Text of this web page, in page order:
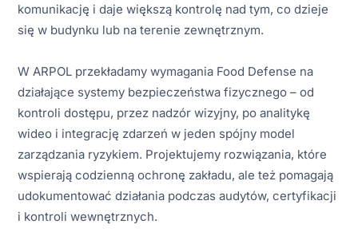
komunikację i daje większą kontrolę nad tym, co dzieje
się w budynku lub na terenie zewnętrznym.
W ARPOL przekładamy wymagania Food Defense na
działające systemy bezpieczeństwa fizycznego – od
kontroli dostępu, przez nadzór wizyjny, po analitykę
wideo i integrację zdarzeń w jeden spójny model
zarządzania ryzykiem. Projektujemy rozwiązania, które
wspierają codzienną ochronę zakładu, ale też pomagają
udokumentować działania podczas audytów, certyfikacji
i kontroli wewnętrznych.